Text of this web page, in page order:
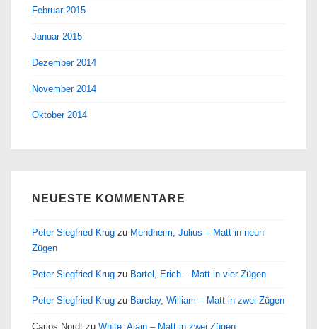
Februar 2015
Januar 2015
Dezember 2014
November 2014
Oktober 2014
NEUESTE KOMMENTARE
Peter Siegfried Krug zu Mendheim, Julius – Matt in neun
Zügen
Peter Siegfried Krug zu Bartel, Erich – Matt in vier Zügen
Peter Siegfried Krug zu Barclay, William – Matt in zwei Zügen
Carlos Nordt zu White, Alain – Matt in zwei Zügen